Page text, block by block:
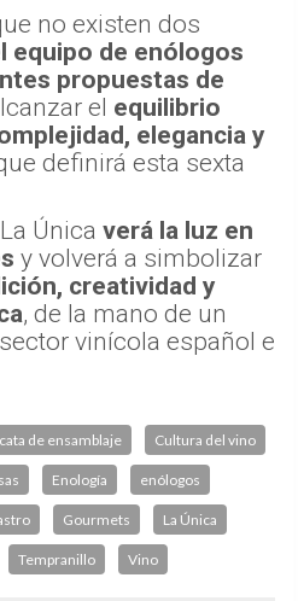
no existen dos
equipo de enólogos
propuestas de
el equilibrio
elegancia y
definirá esta sexta
Única verá la luz en
y volverá a simbolizar
creatividad y
, de la mano de un
vinícola español e
cata de ensamblaje Cultura del vino
Enología enólogos
Gourmets La Única
Tempranillo Vino